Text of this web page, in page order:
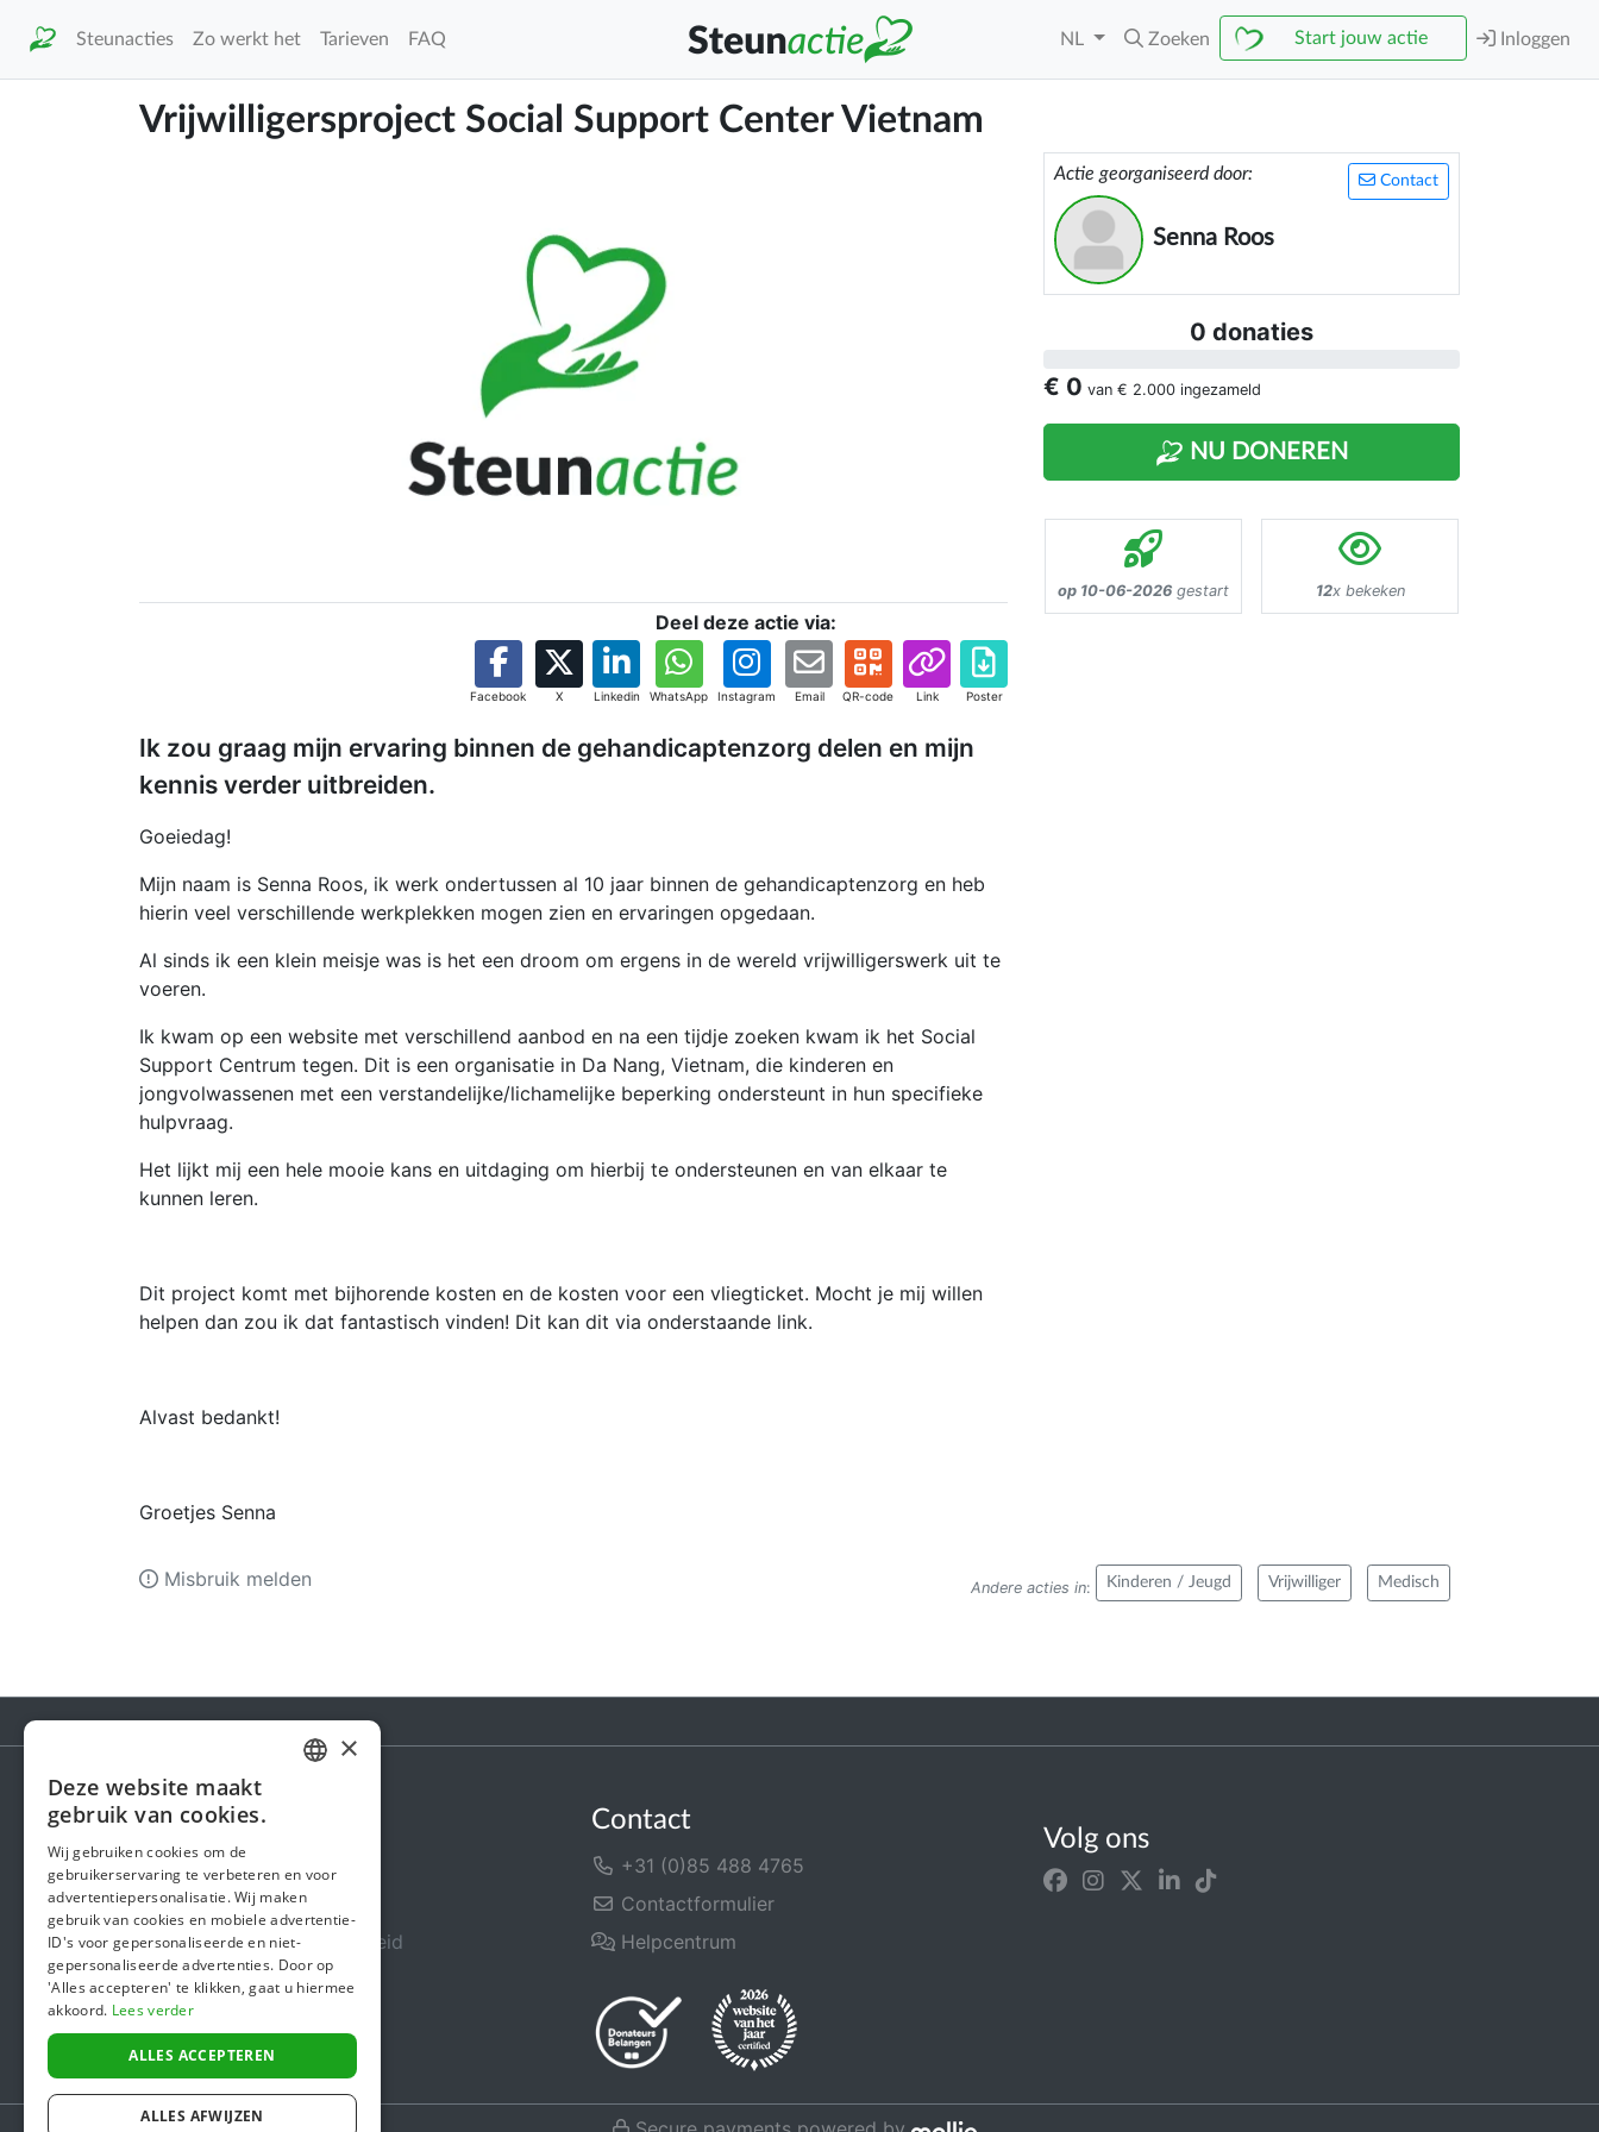
Steunacties Zo werkt het Tarieven FAQ NL Zoeken Start jouw actie Inloggen
Vrijwilligersproject Social Support Center Vietnam
Deel deze actie via:
Facebook X Linkedin WhatsApp Instagram Email QR-code Link Poster
Ik zou graag mijn ervaring binnen de gehandicaptenzorg delen en mijn
kennis verder uitbreiden.
Goeiedag!
Mijn naam is Senna Roos, ik werk ondertussen al 10 jaar binnen de gehandicaptenzorg en heb
hierin veel verschillende werkplekken mogen zien en ervaringen opgedaan.
Al sinds ik een klein meisje was is het een droom om ergens in de wereld vrijwilligerswerk uit te
voeren.
Ik kwam op een website met verschillend aanbod en na een tijdje zoeken kwam ik het Social
Support Centrum tegen. Dit is een organisatie in Da Nang, Vietnam, die kinderen en
jongvolwassenen met een verstandelijke/lichamelijke beperking ondersteunt in hun specifieke
hulpvraag.
Het lijkt mij een hele mooie kans en uitdaging om hierbij te ondersteunen en van elkaar te
kunnen leren.
Dit project komt met bijhorende kosten en de kosten voor een vliegticket. Mocht je mij willen
helpen dan zou ik dat fantastisch vinden! Dit kan dit via onderstaande link.
Alvast bedankt!
Groetjes Senna
Contact
Actie georganiseerd door:
Senna Roos
0 donaties
€ 0 van € 2.000 ingezameld
NU DONEREN
op 10-06-2026 gestart 12x bekeken
Andere acties in: Kinderen / Jeugd Vrijwilliger Medisch
Misbruik melden
Steunactie
Over ons
In de media
Veiligheid & Betrouwbaarheid
Algemene voorwaarden
Privacybeleid
Cookiebeleid
Contact
+31 (0)85 488 4765
Contactformulier
Helpcentrum
Volg ons
ENGLISH
×
Deze website maakt
gebruik van cookies.
Wij gebruiken cookies om de
gebruikerservaring te verbeteren en voor
advertentiepersonalisatie. Wij maken
gebruik van cookies en mobiele advertentie-
ID's voor gepersonaliseerde en niet-
gepersonaliseerde advertenties. Door op
'Alles accepteren' te klikken, gaat u hiermee
akkoord. Lees verder
ALLES ACCEPTEREN
ALLES AFWIJZEN